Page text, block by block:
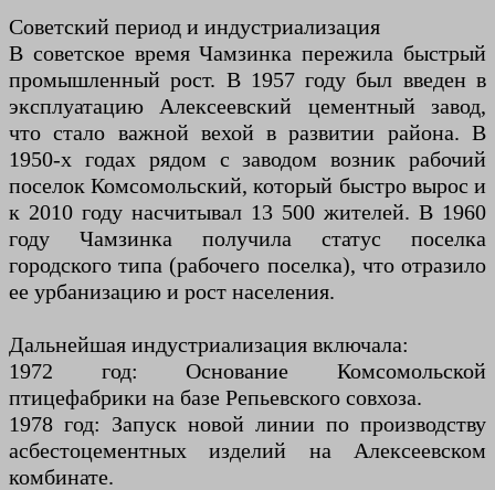
Советский период и индустриализация
В советское время Чамзинка пережила быстрый
промышленный рост. В 1957 году был введен в
эксплуатацию Алексеевский цементный завод,
что стало важной вехой в развитии района. В
1950-х годах рядом с заводом возник рабочий
поселок Комсомольский, который быстро вырос и
к 2010 году насчитывал 13 500 жителей. В 1960
году Чамзинка получила статус поселка
городского типа (рабочего поселка), что отразило
ее урбанизацию и рост населения.
Дальнейшая индустриализация включала:
1972 год: Основание Комсомольской
птицефабрики на базе Репьевского совхоза.
1978 год: Запуск новой линии по производству
асбестоцементных изделий на Алексеевском
комбинате.